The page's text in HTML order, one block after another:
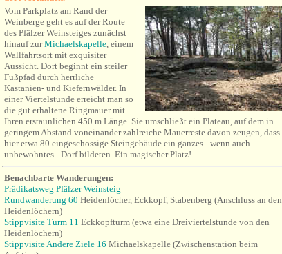
Vom Parkplatz am Rand der
Weinberge geht es auf der Route
des Pfälzer Weinsteiges zunächst
hinauf zurMichaelskapelle, einem
Wallfahrtsort mit exquisiter
Aussicht. Dort beginnt ein steiler
Fußpfad durch herrliche
Kastanien- und Kiefernwälder. In
einer Viertelstunde erreicht man so
die gut erhaltene Ringmauer mit
Ihren erstaunlichen 450 m Länge. Sie umschließt ein Plateau, auf dem in
geringem Abstand voneinander zahlreiche Mauerreste davon zeugen, dass
hieretwa 80 eingeschossige Steingebäude ein ganzes - wenn auch
unbewohntes - Dorf bildeten. Ein magischer Platz!
Benachbarte Wanderungen:
Prädikatsweg Pfälzer Weinsteig
Rundwanderung 60 Heidenlöcher, Eckkopf, Stabenberg (Anschluss an den
Heidenlöchern)
Stippvisite Turm 11 Eckkopfturm (etwa eine Dreiviertelstunde von den
Heidenlöchern)
Stippvisite Andere Ziele 16 Michaelskapelle (Zwischenstation beim